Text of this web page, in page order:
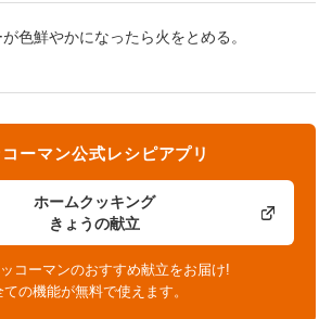
色鮮やかになったら火をとめる。
ホームクッキング
きょうの献立
ーマン公式レシピアプリ
コーマンのおすすめ献立をお届け!
ての機能が無料で使えます。